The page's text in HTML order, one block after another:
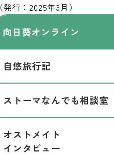
（発行：2025年3月）
向日葵オンライン
自悠旅行記
ストーマなんでも相談室
オストメイト
インタビュー